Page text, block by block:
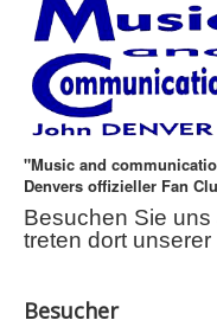
Aspen im Oktober
Clubtreffen
Die ersten 30 Jahre
Streuobstwiese
Newsletter
Datenschutzerklärung
"Music and
Denvers offizieller Fan
Besuchen Sie
treten dort unserer
Besucher